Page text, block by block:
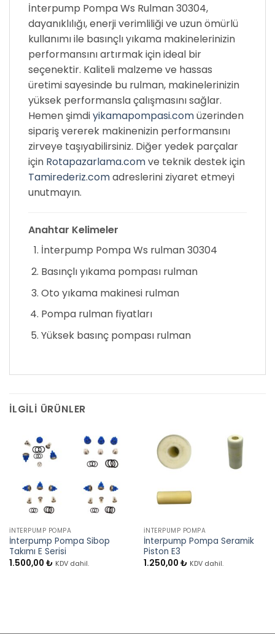
İnterpump Pompa Ws Rulman 30304,
dayanıklılığı, enerji verimliliği ve uzun ömürlü
kullanımı ile basınçlı yıkama makinelerinizin
performansını artırmak için ideal bir
seçenektir. Kaliteli malzeme ve hassas
üretimi sayesinde bu rulman, makinelerinizin
yüksek performansla çalışmasını sağlar.
Hemen şimdiyikamapompasi.comüzerinden
sipariş vererek makinenizin performansını
zirveye taşıyabilirsiniz. Diğer yedek parçalar
için Rotapazarlama.comve teknik destek için
Tamirederiz.comadreslerini ziyaret etmeyi
unutmayın.
Anahtar Kelimeler
İnterpump Pompa Ws rulman 30304
Basınçlı yıkama pompası rulman
Oto yıkama makinesi rulman
Pompa rulman fiyatları
Yüksek basınç pompası rulman
İLGILI ÜRÜNLER
İNTERPUMP POMPA
İnterpump Pompa Sibop
Takımı E Serisi
1.500,00 ₺ KDV dahil.
İNTERPUMP POMPA
İnterpump Pompa Seramik
Piston E3
1.250,00 ₺ KDV dahil.